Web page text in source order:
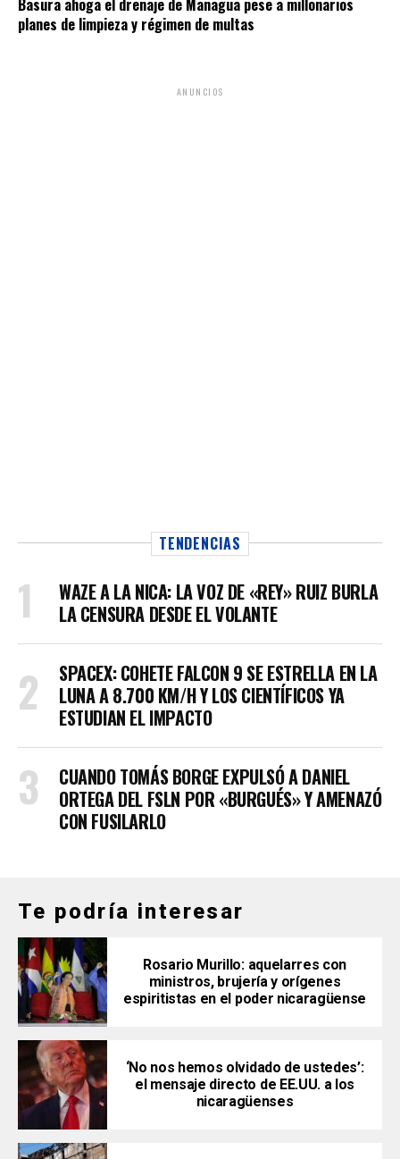
planes de limpieza y régimen de multas
ANUNCIOS
TENDENCIAS
WAZE A LA NICA: LA VOZ DE «REY» RUIZ BURLA
LA CENSURA DESDE EL VOLANTE
SPACEX: COHETE FALCON 9 SE ESTRELLA EN LA
LUNA A 8.700 KM/H Y LOS CIENTÍFICOS YA
ESTUDIAN EL IMPACTO
CUANDO TOMÁS BORGE EXPULSÓ A DANIEL
ORTEGA DEL FSLN POR «BURGUÉS» Y AMENAZÓ
CON FUSILARLO
Te podría interesar
Rosario Murillo: aquelarres con
ministros, brujería y orígenes
espiritistas en el poder nicaragüense
‘No nos hemos olvidado de ustedes’:
el mensaje directo de EE.UU. a los
nicaragüenses